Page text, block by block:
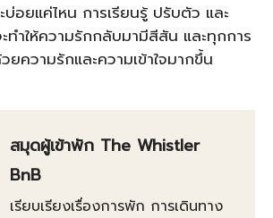
ะบ่อยแค่ไหน การเรียนรู้ ปรับตัว และ
ะทำให้ความรักกลับมามีสีสัน และทุกการ
ยความรักและความเข้าใจมากขึ้น
สมุดผู้เข้าพัก The Whistler
BnB
เรียบเรียงเรื่องการพัก การเดินทาง